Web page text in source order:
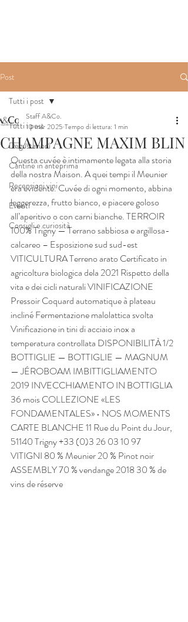
Post
Tutti i post
Degustazioni
Cantine in anteprima
Recensioni vini
Eventi
Consigli e curiosità
Tutti i post
CHAMPAGNE MAXIM BLIN
Staff A&Co.
10 mar 2025 Tempo di lettura: 1 min
Questa cuvée è intimamente legata alla storia
della nostra Maison. A quei tempi il Meunier
era evidente. Cuvée di ogni momento, abbina
leggerezza, frutto bianco, e piacere goloso
all’aperitivo o con carni bianche. TERROIR
100% Trigny — Terrano sabbiosa e argillosa-
calcareo – Esposizione sud sud-est
VITICULTURA Terreno arato Certificato in
agricoltura biologica dela 2021 Rispetto della
vita e dei cicli naturali VINIFICAZIONE
Pressoir Coquard automatique à plateau
incliné Fermentazione malolattica svolta
Vinificazione in tini di acciaio inox a
temperatura controllata DISPONIBILITÀ 1/2
BOTTIGLIE — BOTTIGLIE — MAGNUM
— JÉROBOAM IMBITTIGLIAMENTO
2019 INVECCHIAMENTO IN BOTTIGLIA
36 mois COLLEZIONE «LES
FONDAMENTALES» • NOS MOMENTS
CARTE BLANCHE 11 Rue du Point du Jour,
51140 Trigny +33 (0)3 26 03 10 97
VITIGNI 80 % Meunier 20 % Pinot noir
ASSEMBLY 70 % vendange 2018 30 % de
vins de réserve